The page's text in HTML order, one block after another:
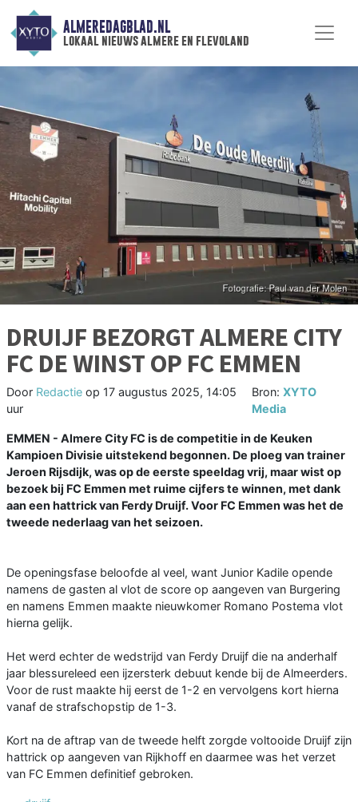
ALMEREDAGBLAD.NL
lokaal nieuws almere en flevoland
DRUIJF BEZORGT ALMERE CITY
FC DE WINST OP FC EMMEN
Door Redactie op 17 augustus 2025, 14:05
uur
Bron:XYTO
Media
EMMEN - Almere City FC is de competitie in de Keuken
Kampioen Divisie uitstekend begonnen. De ploeg van trainer
Jeroen Rijsdijk, was op de eerste speeldag vrij, maar wist op
bezoek bij FC Emmen met ruime cijfers te winnen, met dank
aan een hattrick van Ferdy Druijf. Voor FC Emmen was het de
tweede nederlaag van het seizoen.
De openingsfase beloofde al veel, want Junior Kadile opende
namens de gasten al vlot de score op aangeven van Burgering
en namens Emmen maakte nieuwkomer Romano Postema vlot
hierna gelijk.
Het werd echter de wedstrijd van Ferdy Druijf die na anderhalf
jaar blessureleed een ijzersterk debuut kende bij de Almeerders.
Voor de rust maakte hij eerst de 1-2 en vervolgens kort hierna
vanaf de strafschopstip de 1-3.
Kort na de aftrap van de tweede helft zorgde voltooide Druijf zijn
hattrick op aangeven van Rijkhoff en daarmee was het verzet
van FC Emmen definitief gebroken.